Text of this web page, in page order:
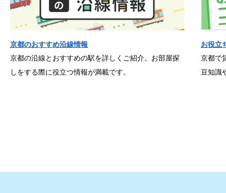
京都のおすすめ沿線情報
京都の沿線とおすすめの駅を詳しくご紹介。お部屋探
しをする際に役立つ情報が満載です。
お役立
京都で
豆知識